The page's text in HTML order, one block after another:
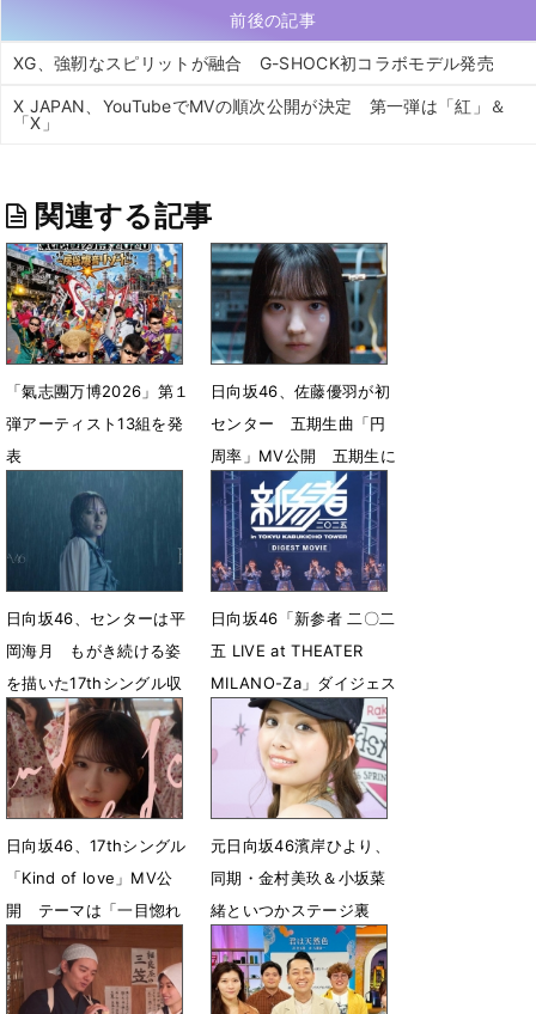
前後の記事
XG、強靭なスピリットが融合 G-SHOCK初コラボモデル発売
X JAPAN、YouTubeでMVの順次公開が決定 第一弾は「紅」＆
「X」
関連する記事
「氣志團万博2026」第１
弾アーティスト13組を発
表
7月1日 18時43分
日向坂46、佐藤優羽が初
センター 五期生曲「円
周率」MV公開 五期生に
よる単独公演も開催決定
5月18日 22時37分
日向坂46、センターは平
岡海月 もがき続ける姿
を描いた17thシングル収
録曲「Empty」MV公開
5月15日 12時15分
日向坂46「新参者 二〇二
五 LIVE at THEATER
MILANO-Za」ダイジェス
ト映像公開
5月12日 19時00分
日向坂46、17thシングル
「Kind of love」MV公
開 テーマは「一目惚れ
の瞬間」
5月6日 23時49分
元日向坂46濱岸ひより、
同期・金村美玖＆小坂菜
緒といつかステージ裏
で… 「ガルアワ」イン
タビュー
4月26日 12時00分